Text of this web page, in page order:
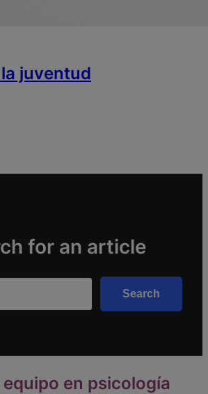
juventud
for an article
Search
en psicología